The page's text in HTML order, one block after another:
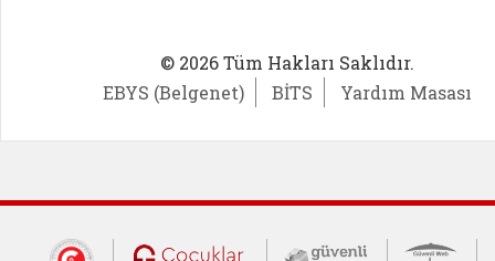
© 2026 Tüm Hakları Saklıdır.
EBYS (Belgenet)
BİTS Yardım Masası
Cumhurbaşkanlığı İletişim Merkezi
Çocuklar Güvende (yeni
Güvenli